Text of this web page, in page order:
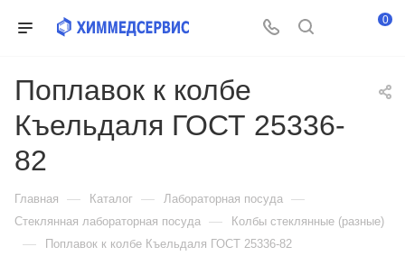
0
Поплавок к колбе
Къельдаля ГОСТ 25336-
82
Главная — Каталог — Лабораторная посуда —
Стеклянная лабораторная посуда — Колбы стеклянные (разные)
— Поплавок к колбе Къельдаля ГОСТ 25336-82